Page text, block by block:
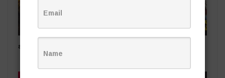
బంగారు సింగరేణి